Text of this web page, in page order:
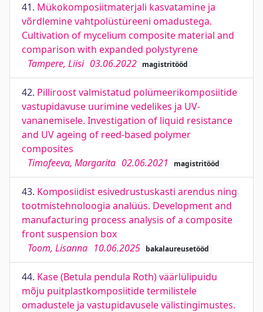
41. Mükokomposiitmaterjali kasvatamine ja
võrdlemine vahtpolüstüreeni omadustega.
Cultivation of mycelium composite material and
comparison with expanded polystyrene
Tampere, Liisi 03.06.2022 magistritööd
42. Pilliroost valmistatud polümeerikomposiitide
vastupidavuse uurimine vedelikes ja UV-
vananemisele. Investigation of liquid resistance
and UV ageing of reed-based polymer
composites
Timofeeva, Margarita 02.06.2021 magistritööd
43. Komposiidist esivedrustuskasti arendus ning
tootmistehnoloogia analüüs. Development and
manufacturing process analysis of a composite
front suspension box
Toom, Lisanna 10.06.2025 bakalaureusetööd
44. Kase (Betula pendula Roth) väärlülipuidu
mõju puitplastkomposiitide termilistele
omadustele ja vastupidavusele välistingimustes.